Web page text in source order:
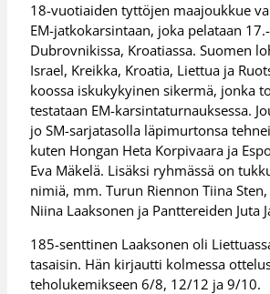
18-vuotiaiden tyttöjen maajoukkue
EM-jatkokarsintaan, joka pelataan
Dubrovnikissa, Kroatiassa. Suomen
Israel, Kreikka, Kroatia, Liettua ja
koossa iskukykyinen sikermä, jonka
testataan EM-karsintaturnauksessa.
jo SM-sarjatasolla läpimurtonsa
kuten Hongan Heta Korpivaara ja
Eva Mäkelä. Lisäksi ryhmässä on
nimiä, mm. Turun Riennon Tiina
Niina Laaksonen ja Panttereiden Juta
185-senttinen Laaksonen oli
tasaisin. Hän kirjautti kolmessa
teholukemikseen 6/8, 12/12 ja 9/10.